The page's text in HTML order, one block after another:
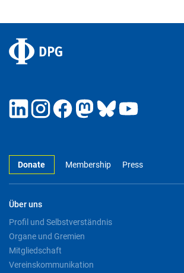
Donate Membership Press
Über uns
Profil und Selbstverständnis
Organe und Gremien
Mitgliedschaft
Vereinskommunikation